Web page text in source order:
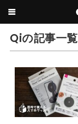
Qiの記事一覧